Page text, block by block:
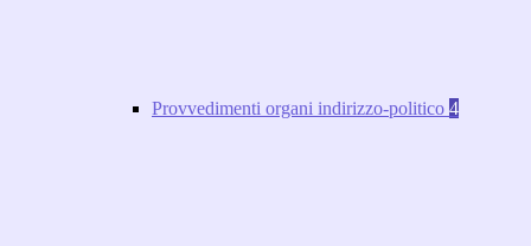
Provvedimenti organi indirizzo-politico 4